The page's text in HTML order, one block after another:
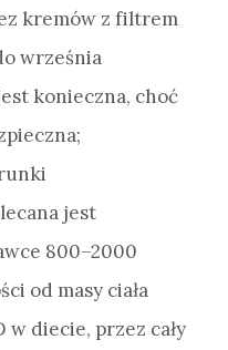
kremów z filtrem
września
konieczna, choć
jest
800–2000
od masy ciała
diecie, przez cały